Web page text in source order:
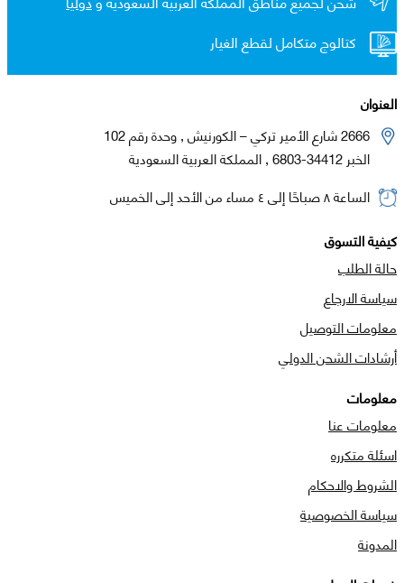
كتالوج متكامل لقطع الغيار
العنوان
2666 شارع الأمير تركي – الكورنيش , وحدة رقم 102
الخبر 34412-6803 , المملكة العربية السعودية
الساعة ٨ صباحًا إلى ٤ مساء من الأحد إلى الخميس
كيفية التسوق
حالة الطلب
سياسة الارجاع
معلومات التوصيل
أرشادات الشحن الدولي
معلومات
معلومات عنا
اسئلة متكرره
الشروط والاحكام
سياسة الخصوصية
المدونة